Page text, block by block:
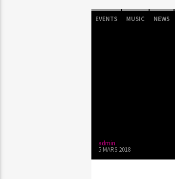
EVENTS MUSIC NEWS
admin
5 MARS 2018